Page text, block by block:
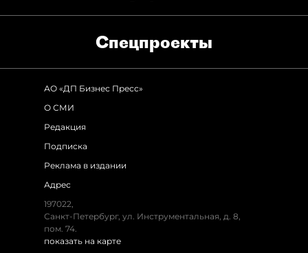
Спец­проекты
АО «ДП Бизнес Пресс»
О СМИ
Редакция
Подписка
Реклама в издании
Адрес
197022,
Санкт-Петербург, ул. Инструментальная, д. 8,
пом. 74.
показать на карте